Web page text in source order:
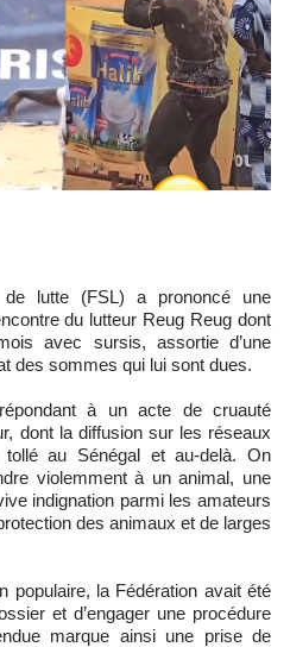
du lutteur Reug Reug dont
avec sursis, assortie d’une
des sommes qui lui sont dues.
à un acte de cruauté
dont la diffusion sur les réseaux
au Sénégal et au-delà. On
violemment à un animal, une
indignation parmi les amateurs
des animaux et de larges
populaire, la Fédération avait été
et d’engager une procédure
marque ainsi une prise de